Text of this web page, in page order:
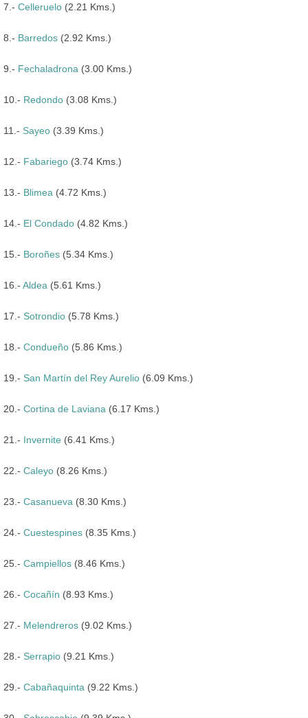
7.- Celleruelo (2.21 Kms.)
8.- Barredos (2.92 Kms.)
9.- Fechaladrona (3.00 Kms.)
10.- Redondo (3.08 Kms.)
11.- Sayeo (3.39 Kms.)
12.- Fabariego (3.74 Kms.)
13.- Blimea (4.72 Kms.)
14.- El Condado (4.82 Kms.)
15.- Boroñes (5.34 Kms.)
16.- Aldea (5.61 Kms.)
17.- Sotrondio (5.78 Kms.)
18.- Condueño (5.86 Kms.)
19.- San Martín del Rey Aurelio (6.09 Kms.)
20.- Cortina de Laviana (6.17 Kms.)
21.- Invernite (6.41 Kms.)
22.- Caleyo (8.26 Kms.)
23.- Casanueva (8.30 Kms.)
24.- Cuestespines (8.35 Kms.)
25.- Campiellos (8.46 Kms.)
26.- Cocañín (8.93 Kms.)
27.- Melendreros (9.02 Kms.)
28.- Serrapio (9.21 Kms.)
29.- Cabañaquinta (9.22 Kms.)